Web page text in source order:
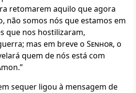
retomarem aquilo que agora
não somos nós que estamos em
que nos hostilizaram,
mas em breve o Senhor, o
quem de nós está com
sequer ligou à mensagem de